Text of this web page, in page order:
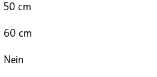
50 cm
60 cm
Nein